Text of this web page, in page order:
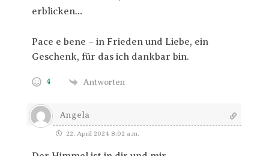
erblicken…
Pace e bene – in Frieden und Liebe, ein
Geschenk, für das ich dankbar bin.
4 Antworten
Angela
22. April 2024 8:02 a.m.